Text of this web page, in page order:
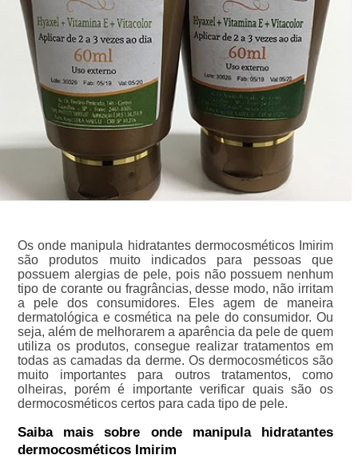
Os onde manipula hidratantes dermocosméticos Imirim
são produtos muito indicados para pessoas que
possuem alergias de pele, pois não possuem nenhum
tipo de corante ou fragrâncias, desse modo, não irritam
a pele dos consumidores. Eles agem de maneira
dermatológica e cosmética na pele do consumidor. Ou
seja, além de melhorarem a aparência da pele de quem
utiliza os produtos, consegue realizar tratamentos em
todas as camadas da derme. Os dermocosméticos são
muito importantes para outros tratamentos, como
olheiras, porém é importante verificar quais são os
dermocosméticos certos para cada tipo de pele.
Saiba mais sobre onde manipula hidratantes
dermocosméticos Imirim